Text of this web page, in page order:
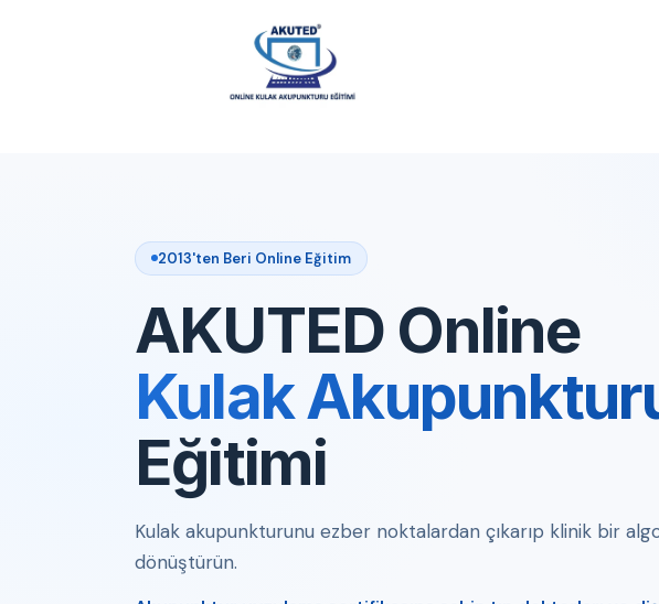
2013'ten Beri Online Eğitim
AKUTED Online
Kulak
Eğitimi
Kulak akupunkturunu ezber noktalardan çıkarıp klinik bir
dönüştürün.